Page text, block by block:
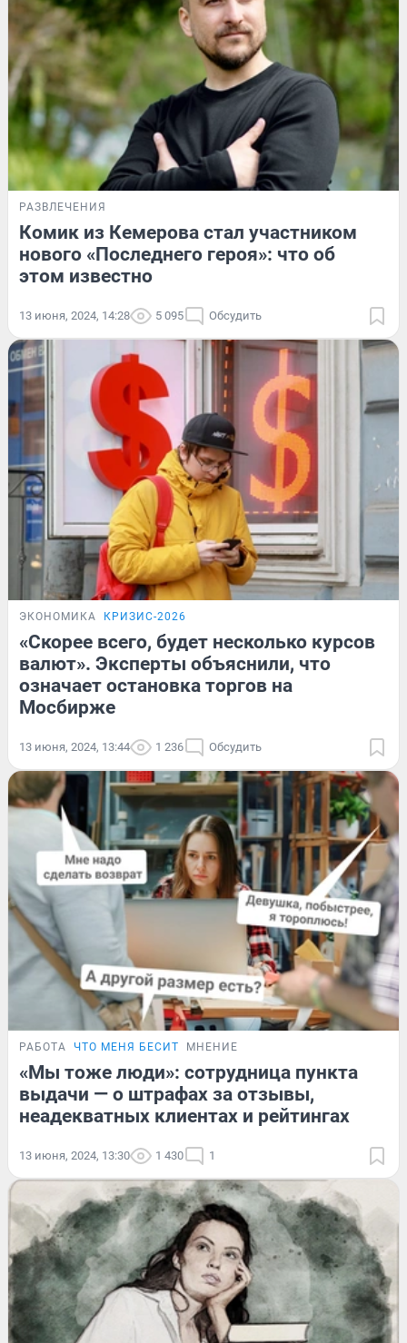
РАЗВЛЕЧЕНИЯ
Комик из Кемерова стал участником
нового «Последнего героя»: что об
этом известно
13 июня, 2024, 14:28 5 095 Обсудить
ЭКОНОМИКА КРИЗИС-2026
«Скорее всего, будет несколько курсов
валют». Эксперты объяснили, что
означает остановка торгов на
Мосбирже
13 июня, 2024, 13:44 1 236 Обсудить
РАБОТА ЧТО МЕНЯ БЕСИТ МНЕНИЕ
«Мы тоже люди»: сотрудница пункта
выдачи — о штрафах за отзывы,
неадекватных клиентах и рейтингах
13 июня, 2024, 13:30 1 430 1